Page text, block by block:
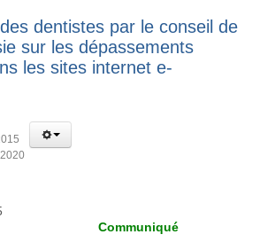
dentistes par le conseil de
sur les dépassements
les sites internet e-